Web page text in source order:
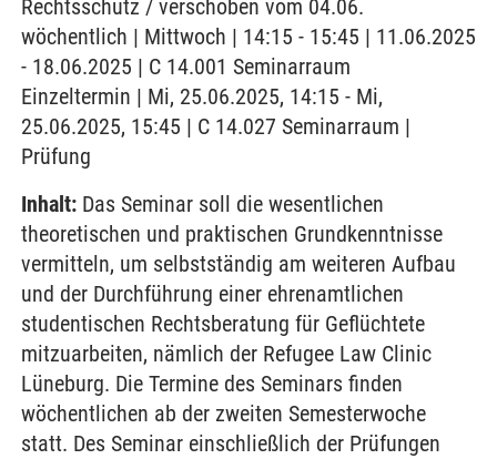
Rechtsschutz / verschoben vom 04.06.
wöchentlich | Mittwoch | 14:15 - 15:45 | 11.06.2025
- 18.06.2025 | C 14.001 Seminarraum
Einzeltermin | Mi, 25.06.2025, 14:15 - Mi,
25.06.2025, 15:45 | C 14.027 Seminarraum |
Prüfung
Inhalt: Das Seminar soll die wesentlichen
theoretischen und praktischen Grundkenntnisse
vermitteln, um selbstständig am weiteren Aufbau
und der Durchführung einer ehrenamtlichen
studentischen Rechtsberatung für Geflüchtete
mitzuarbeiten, nämlich der Refugee Law Clinic
Lüneburg. Die Termine des Seminars finden
wöchentlichen ab der zweiten Semesterwoche
statt. Des Seminar einschließlich der Prüfungen